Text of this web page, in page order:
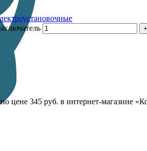
цене 345 руб. в интернет-магазине